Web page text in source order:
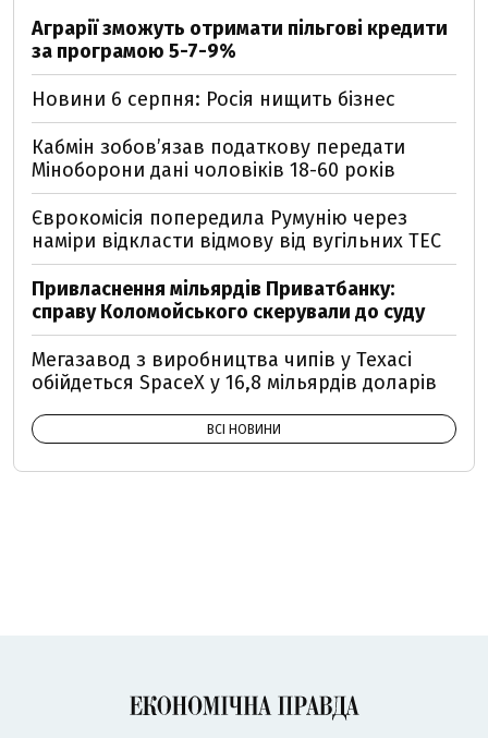
Аграрії зможуть отримати пільгові кредити
за програмою 5-7-9%
Новини 6 серпня: Росія нищить бізнес
Кабмін зобовʼязав податкову передати
Міноборони дані чоловіків 18-60 років
Єврокомісія попередила Румунію через
наміри відкласти відмову від вугільних ТЕС
Привласнення мільярдів Приватбанку:
справу Коломойського скерували до суду
Мегазавод з виробництва чипів у Техасі
обійдеться SpaceX у 16,8 мільярдів доларів
ВСІ НОВИНИ